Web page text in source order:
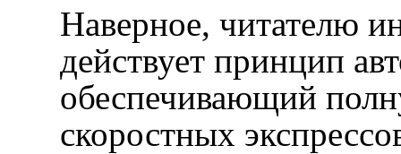
Наверное, читателю
действует принцип
обеспечивающий
скоростных